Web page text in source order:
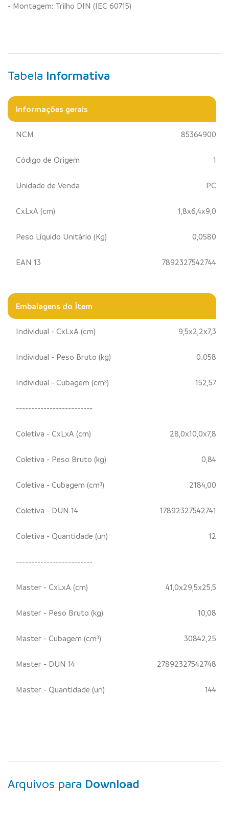
- Montagem: Trilho DIN (IEC 60715)
Tabela Informativa
Informações gerais
NCM 85364900
Código de Origem 1
Unidade de Venda PC
CxLxA (cm) 1,8x6,4x9,0
Peso Líquido Unitário (Kg) 0,0580
EAN 13 7892327542744
Embalagens do Ítem
Individual - CxLxA (cm) 9,5x2,2x7,3
Individual - Peso Bruto (kg) 0.058
Individual - Cubagem (cm³) 152,57
-------------------------
Coletiva - CxLxA (cm) 28,0x10,0x7,8
Coletiva - Peso Bruto (kg) 0,84
Coletiva - Cubagem (cm³) 2184,00
Coletiva - DUN 14 17892327542741
Coletiva - Quantidade (un) 12
-------------------------
Master - CxLxA (cm) 41,0x29,5x25,5
Master - Peso Bruto (kg) 10,08
Master - Cubagem (cm³) 30842,25
Master - DUN 14 27892327542748
Master - Quantidade (un) 144
Arquivos para Download